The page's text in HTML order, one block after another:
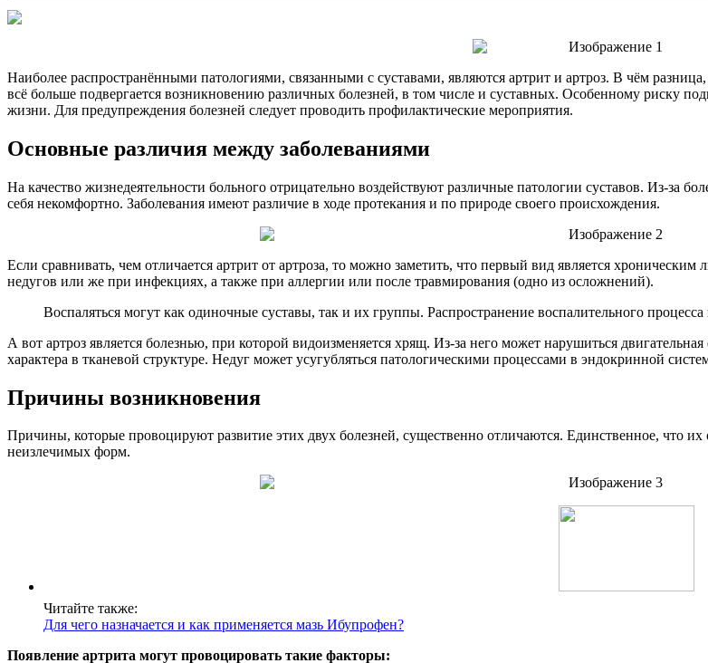
Наиболее распространёнными патологиями, связанными с суставами, являются артрит и артроз. В чём
всё больше подвергается возникновению различных болезней, в том числе и суставных. Особенному риску
жизни. Для предупреждения болезней следует проводить профилактические мероприятия.
Основные различия между заболеваниями
На качество жизнедеятельности больного отрицательно воздействуют различные патологии суставов. Из-за
себя некомфортно. Заболевания имеют различие в ходе протекания и по природе своего происхождения.
Если сравнивать, чем отличается артрит от артроза, то можно заметить, что первый вид является
недугов или же при инфекциях, а также при аллергии или после травмирования (одно из осложнений).
Воспаляться могут как одиночные суставы, так и их группы. Распространение воспалительного
А вот артроз является болезнью, при которой видоизменяется хрящ. Из-за него может нарушиться
характера в тканевой структуре. Недуг может усугубляться патологическими процессами в эндокринной
Причины возникновения
Причины, которые провоцируют развитие этих двух болезней, существенно отличаются. Единственное, что
неизлечимых форм.
Читайте также:
Для чего назначается и как применяется мазь Ибупрофен?
Появление артрита могут провоцировать такие факторы: